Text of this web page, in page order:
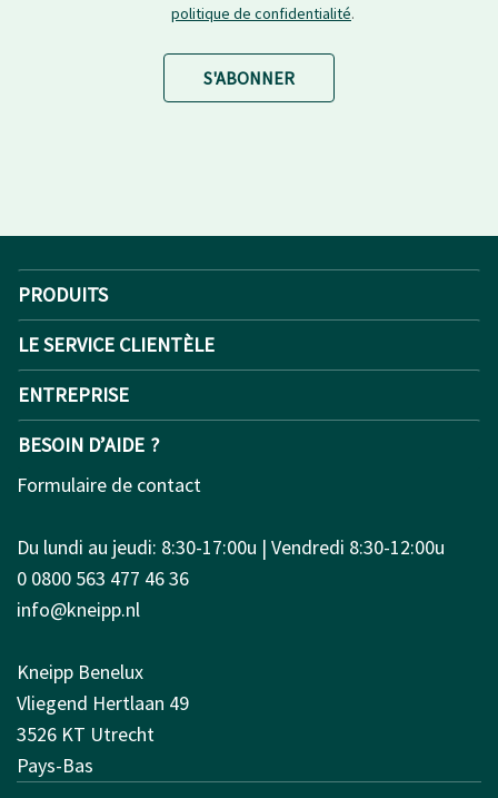
politique de confidentialité.
S'ABONNER
PRODUITS
LE SERVICE CLIENTÈLE
ENTREPRISE
BESOIN D’AIDE ?
Formulaire de contact
Du lundi au jeudi: 8:30-17:00u | Vendredi 8:30-12:00u
0 0800 563 477 46 36
info@kneipp.nl
Kneipp Benelux
Vliegend Hertlaan 49
3526 KT Utrecht
Pays-Bas